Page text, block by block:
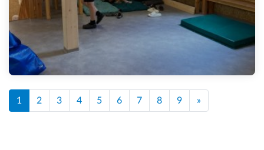
1 2 3 4 5 6 7 8 9 »